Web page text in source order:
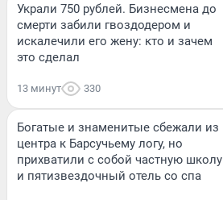
Украли 750 рублей. Бизнесмена до
смерти забили гвоздодером и
искалечили его жену: кто и зачем
это сделал
13 минут 330
Богатые и знаменитые сбежали из
центра к Барсучьему логу, но
прихватили с собой частную школу
и пятизвездочный отель со спа